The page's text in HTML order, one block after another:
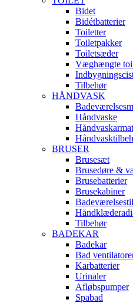
Bidet
Bidétbatterier
Toiletter
Toiletpakker
Toiletsæder
Væghængte
Tilbehør
HÅNDVASK
Håndvaske
BRUSER
Brusesæt
Brusedøre &
Brusebatterier
Brusekabiner
Tilbehør
BADEKAR
Badekar
Bad
Karbatterier
Urinaler
Afløbspumper
Spabad